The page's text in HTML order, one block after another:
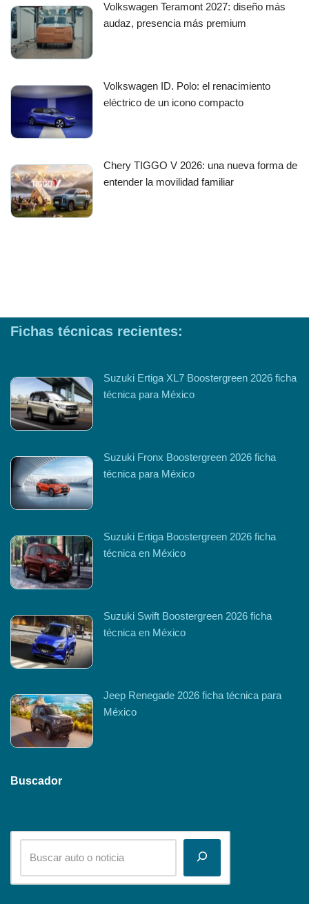
Volkswagen Teramont 2027: diseño más
audaz, presencia más premium
Volkswagen ID. Polo: el renacimiento
eléctrico de un icono compacto
Chery TIGGO V 2026: una nueva forma de
entender la movilidad familiar
Fichas técnicas recientes:
Suzuki Ertiga XL7 Boostergreen 2026 ficha
técnica para México
Suzuki Fronx Boostergreen 2026 ficha
técnica para México
Suzuki Ertiga Boostergreen 2026 ficha
técnica en México
Suzuki Swift Boostergreen 2026 ficha
técnica en México
Jeep Renegade 2026 ficha técnica para
México
Buscador